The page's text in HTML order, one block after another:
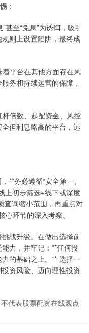
：
甚至“免息”为诱饵，吸引
则上设置陷阱，最终成
平台在其他方面存在风
务和持续运营的保障，
倍数、起配资金、风控
但利息略高的平台，远
**务必遵循“安全第一、
上初步筛选+线下或深度
查询缩小范围，再重点对
环节的深入考察。
战升级。在做出选择前
力，并牢记：**任何投
的基础之上。** 选择一
资风险、迈向理性投资
代表股票配资在线观点